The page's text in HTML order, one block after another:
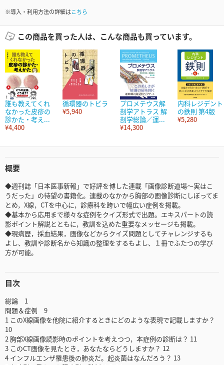
※導入・利用方法の詳細はこちら
この商品を買った人は、こんな商品も買っています。
誰も教えてくれ
なかった皮疹の
診かた・考え...
¥4,400
循環器のトビラ
¥5,940
プロメテウス解
剖学アトラス 解
剖学総論／運...
¥14,300
内科レジデント
の鉄則 第4版
¥5,280
概要
◆週刊誌「日本医事新報」で好評を博した連載「画像診断道場～実はこ
うだった」の待望の書籍化。連載のなかから胸部の画像診断にしぼってま
とめ，X線，CTを中心に，診療科を跨いで幅広い症例を掲載。
◆基本から応用まで様々な症例をクイズ形式で出題。エキスパートの読
影ポイント解説とともに，教訓を込めた重要なメッセージも掲載。
◆現病歴，採血結果，画像などからクイズ問題としてチャレンジするも
よし、教訓や診断名から知識の整理をするもよし、１冊でふたつの学び
方が可能。
目次
総論 1
問題＆症例 9
1 このX線画像を他院に紹介するときにどのような表現で記載しますか？
10
2 胸部X線画像読影時のポイントを考えつつ，本症例の診断は？ 11
3 このCT画像を見たとき，あなたならどうしますか？ 12
4 インフルエンザ罹患後の肺炎だ。起炎菌はなんだろう？ 13